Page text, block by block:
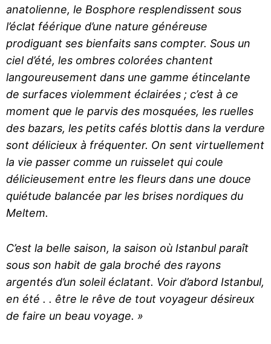
anatolienne, le Bosphore resplendissent sous
l’éclat féérique d’une nature généreuse
prodiguant ses bienfaits sans compter. Sous un
ciel d’été, les ombres colorées chantent
langoureusement dans une gamme étincelante
de surfaces violemment éclairées ; c’est à ce
moment que le parvis des mosquées, les ruelles
des bazars, les petits cafés blottis dans la verdure
sont délicieux à fréquenter. On sent virtuellement
la vie passer comme un ruisselet qui coule
délicieusement entre les fleurs dans une douce
quiétude balancée par les brises nordiques du
Meltem.
C’est la belle saison, la saison où Istanbul paraît
sous son habit de gala broché des rayons
argentés d’un soleil éclatant. Voir d’abord Istanbul,
en été . . être le rêve de tout voyageur désireux
de faire un beau voyage. »